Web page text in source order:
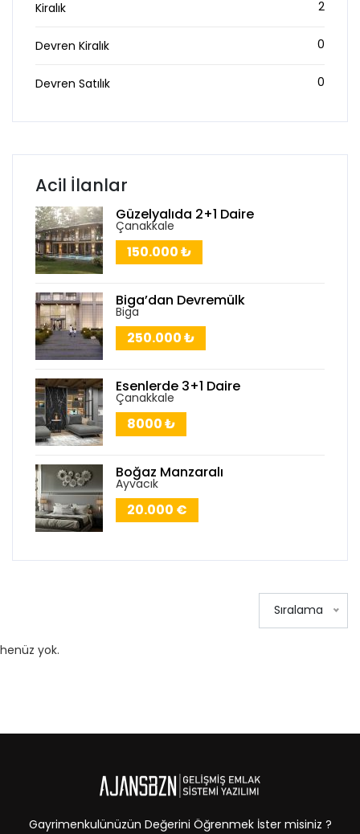
Kiralık 2
Devren Kiralık 0
Devren Satılık 0
Acil İlanlar
Güzelyalıda 2+1 Daire
Çanakkale
150.000 ₺
Biga’dan Devremülk
Biga
250.000 ₺
Esenlerde 3+1 Daire
Çanakkale
8000 ₺
Boğaz Manzaralı
Ayvacık
20.000 €
Sıralama
henüz yok.
Gayrimenkulünüzün Değerini Öğrenmek İster misiniz ?